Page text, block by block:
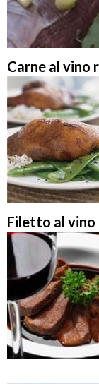
Carne al vino
Filetto al vino